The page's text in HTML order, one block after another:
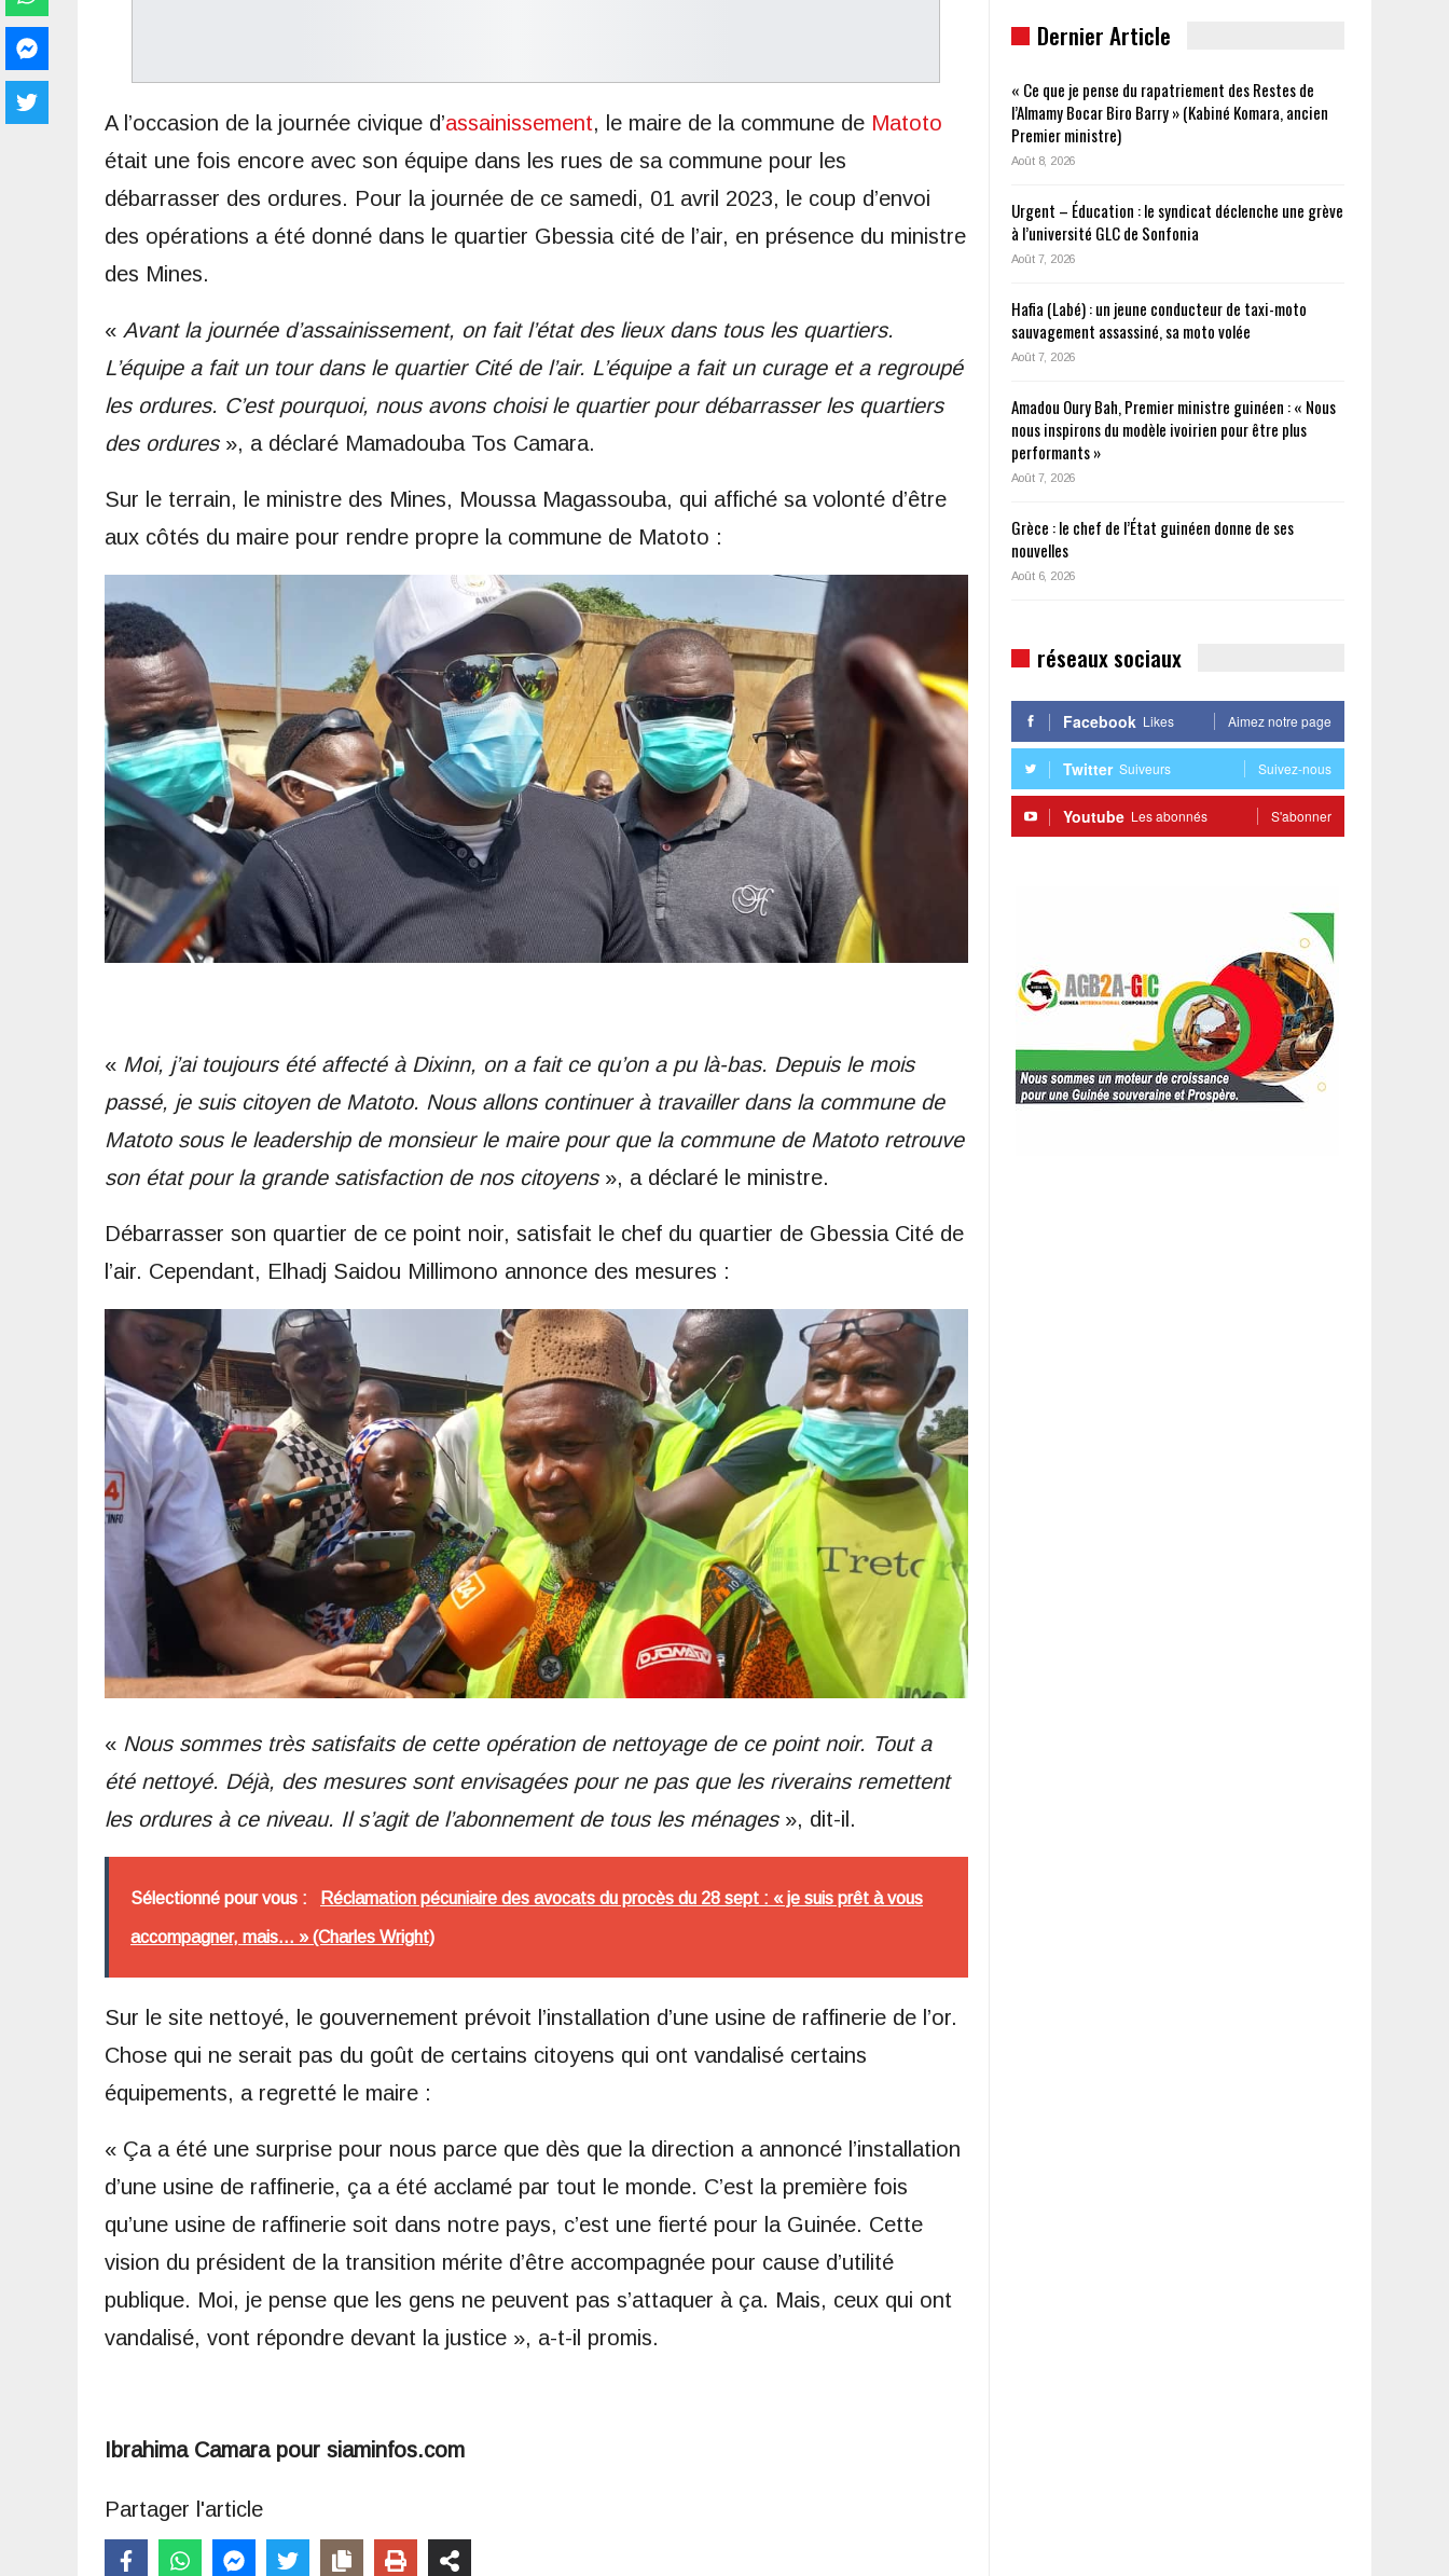
A l’occasion de la journée civique d’assainissement, le maire de la commune de Matoto
était une fois encore avec son équipe dans les rues de sa commune pour les
débarrasser des ordures. Pour la journée de ce samedi, 01 avril 2023, le coup d’envoi
des opérations a été donné dans le quartier Gbessia cité de l’air, en présence du ministre
des Mines.
« Avant la journée d’assainissement, on fait l’état des lieux dans tous les quartiers.
L’équipe a fait un tour dans le quartier Cité de l’air. L’équipe a fait un curage et a regroupé
les ordures. C’est pourquoi, nous avons choisi le quartier pour débarrasser les quartiers
des ordures», a déclaré Mamadouba Tos Camara.
Sur le terrain, le ministre des Mines, Moussa Magassouba, qui affiché sa volonté d’être
aux côtés du maire pour rendre propre la commune de Matoto :
« Moi, j’ai toujours été affecté à Dixinn, on a fait ce qu’on a pu là-bas. Depuis le mois
passé, je suis citoyen de Matoto. Nous allons continuer à travailler dans la commune de
Matoto sous le leadership de monsieur le maire pour que la commune de Matoto retrouve
son état pour la grande satisfaction de nos citoyens», a déclaré le ministre.
Débarrasser son quartier de ce point noir, satisfait le chef du quartier de Gbessia Cité de
l’air. Cependant, Elhadj Saidou Millimono annonce des mesures :
« Nous sommes très satisfaits de cette opération de nettoyage de ce point noir. Tout a
été nettoyé. Déjà, des mesures sont envisagées pour ne pas que les riverains remettent
les ordures à ce niveau. Il s’agit de l’abonnement de tous les ménages», dit-il.
Sélectionné pour vous : Réclamation pécuniaire des avocats du procès du 28 sept : « je suis prêt à vous
accompagner, mais... » (Charles Wright)
Sur le site nettoyé, le gouvernement prévoit l’installation d’une usine de raffinerie de l’or.
Chose qui ne serait pas du goût de certains citoyens qui ont vandalisé certains
équipements, a regretté le maire :
« Ça a été une surprise pour nous parce que dès que la direction a annoncé l’installation
d’une usine de raffinerie, ça a été acclamé par tout le monde. C’est la première fois
qu’une usine de raffinerie soit dans notre pays, c’est une fierté pour la Guinée. Cette
vision du président de la transition mérite d’être accompagnée pour cause d’utilité
publique. Moi, je pense que les gens ne peuvent pas s’attaquer à ça. Mais, ceux qui ont
vandalisé, vont répondre devant la justice », a-t-il promis.
Ibrahima Camara pour siaminfos.com
Partager l'article
Dernier Article
« Ce que je pense du rapatriement des Restes de
l’Almamy Bocar Biro Barry » (Kabiné Komara, ancien
Premier ministre)
Août 8, 2026
Urgent – Éducation : le syndicat déclenche une grève
à l’université GLC de Sonfonia
Août 7, 2026
Hafia (Labé) : un jeune conducteur de taxi-moto
sauvagement assassiné, sa moto volée
Août 7, 2026
Amadou Oury Bah, Premier ministre guinéen : « Nous
nous inspirons du modèle ivoirien pour être plus
performants »
Août 7, 2026
Grèce : le chef de l’État guinéen donne de ses
nouvelles
Août 6, 2026
réseaux sociaux
Facebook Likes Aimez notre page
Twitter Suiveurs Suivez-nous
Youtube Les abonnés S'abonner